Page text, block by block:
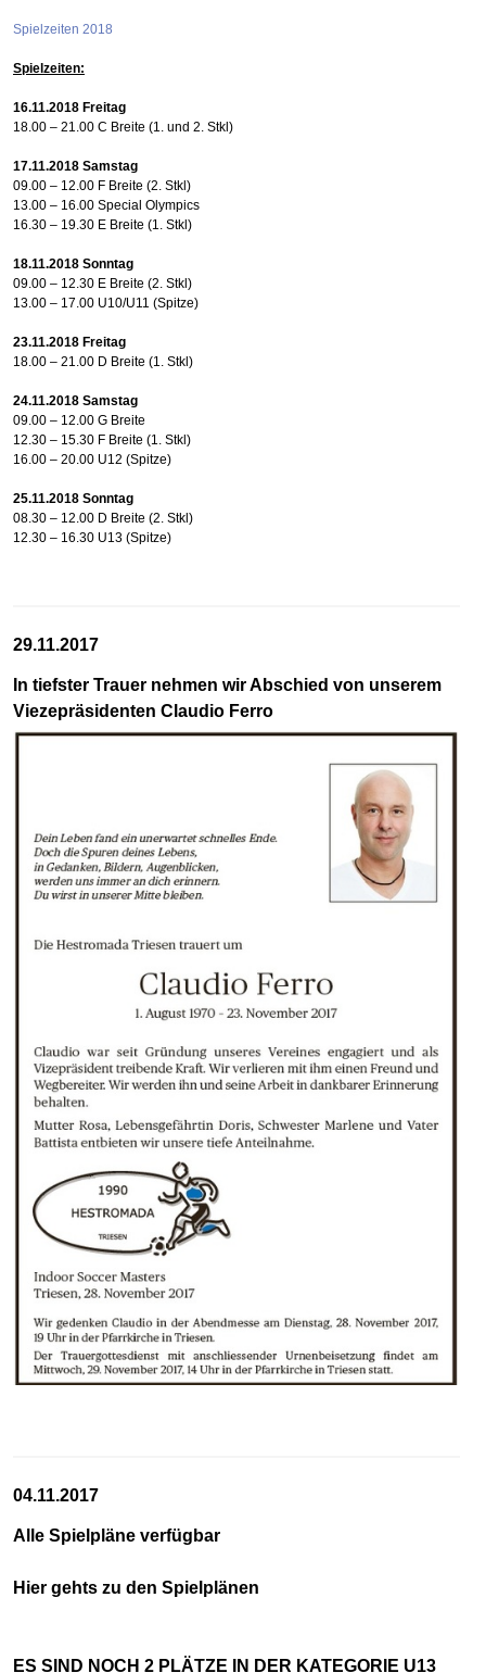
Spielzeiten 2018
Spielzeiten:
16.11.2018 Freitag
18.00 – 21.00 C Breite (1. und 2. Stkl)
17.11.2018 Samstag
09.00 – 12.00 F Breite (2. Stkl)
13.00 – 16.00 Special Olympics
16.30 – 19.30 E Breite (1. Stkl)
18.11.2018 Sonntag
09.00 – 12.30 E Breite (2. Stkl)
13.00 – 17.00 U10/U11 (Spitze)
23.11.2018 Freitag
18.00 – 21.00 D Breite (1. Stkl)
24.11.2018 Samstag
09.00 – 12.00 G Breite
12.30 – 15.30 F Breite (1. Stkl)
16.00 – 20.00 U12 (Spitze)
25.11.2018 Sonntag
08.30 – 12.00 D Breite (2. Stkl)
12.30 – 16.30 U13 (Spitze)
29.11.2017
In tiefster Trauer nehmen wir Abschied von unserem
Viezepräsidenten Claudio Ferro
04.11.2017
Alle Spielpläne verfügbar
Hier gehts zu den Spielplänen
ES SIND NOCH 2 PLÄTZE IN DER KATEGORIE U13